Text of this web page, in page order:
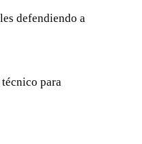
defendiendo a
para